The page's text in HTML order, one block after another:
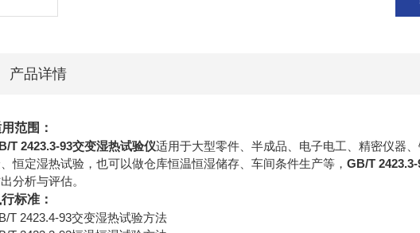
产品详情
范围：
T 2423.3-93交变湿热试验仪适用于大型零件、半成品、电子电工、精密仪器
恒定湿热试验，也可以做仓库恒温恒湿储存、车间条件生产等， GB/T
分析与评估。
标准：
T 2423.4-93交变湿热试验方法